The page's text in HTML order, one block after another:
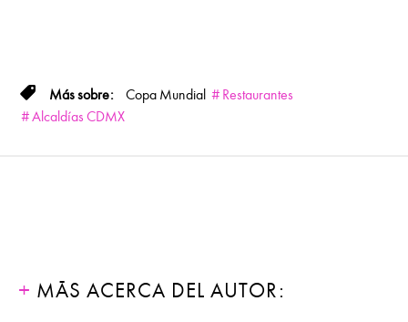
Copa Mundial
Restaurantes
Alcaldías CDMX
MÁS ACERCA DEL AUTOR: